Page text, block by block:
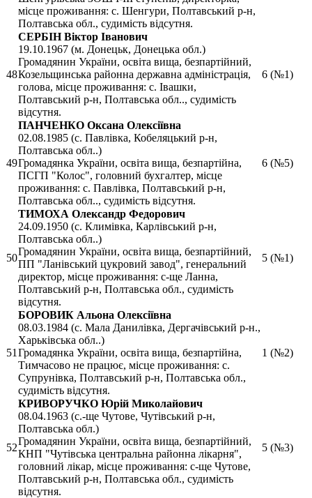
місце проживання: с. Шенгури, Полтавський р-н,
Полтавська обл., судимість відсутня.
48
СЕРБІН Віктор Іванович
19.10.1967 (м. Донецьк, Донецька обл.)
Громадянин України, освіта вища, безпартійний,
Козельщинська районна державна адміністрація,
голова, місце проживання: с. Івашки,
Полтавський р-н, Полтавська обл.., судимість
відсутня.
6 (№1)
49
ПАНЧЕНКО Оксана Олексіївна
02.08.1985 (с. Павлівка, Кобеляцький р-н,
Полтавська обл..)
Громадянка України, освіта вища, безпартійна,
ПСГП "Колос", головний бухгалтер, місце
проживання: с. Павлівка, Полтавський р-н,
Полтавська обл.., судимість відсутня.
6 (№5)
50
ТИМОХА Олександр Федорович
24.09.1950 (с. Климівка, Карлівський р-н,
Полтавська обл..)
Громадянин України, освіта вища, безпартійний,
ПП "Ланівський цукровий завод", генеральний
директор, місце проживання: с-ще Ланна,
Полтавський р-н, Полтавська обл., судимість
відсутня.
5 (№1)
51
БОРОВИК Альона Олексіївна
08.03.1984 (с. Мала Данилівка, Дергачівський р-н.,
Харьківська обл..)
Громадянка України, освіта вища, безпартійна,
Тимчасово не працює, місце проживання: с.
Супрунівка, Полтавський р-н, Полтавська обл.,
судимість відсутня.
1 (№2)
52
КРИВОРУЧКО Юрій Миколайович
08.04.1963 (с.-ще Чутове, Чутівський р-н,
Полтавська обл.)
Громадянин України, освіта вища, безпартійний,
КНП "Чутівська центральна районна лікарня",
головний лікар, місце проживання: с-ще Чутове,
Полтавський р-н, Полтавська обл., судимість
відсутня.
5 (№3)